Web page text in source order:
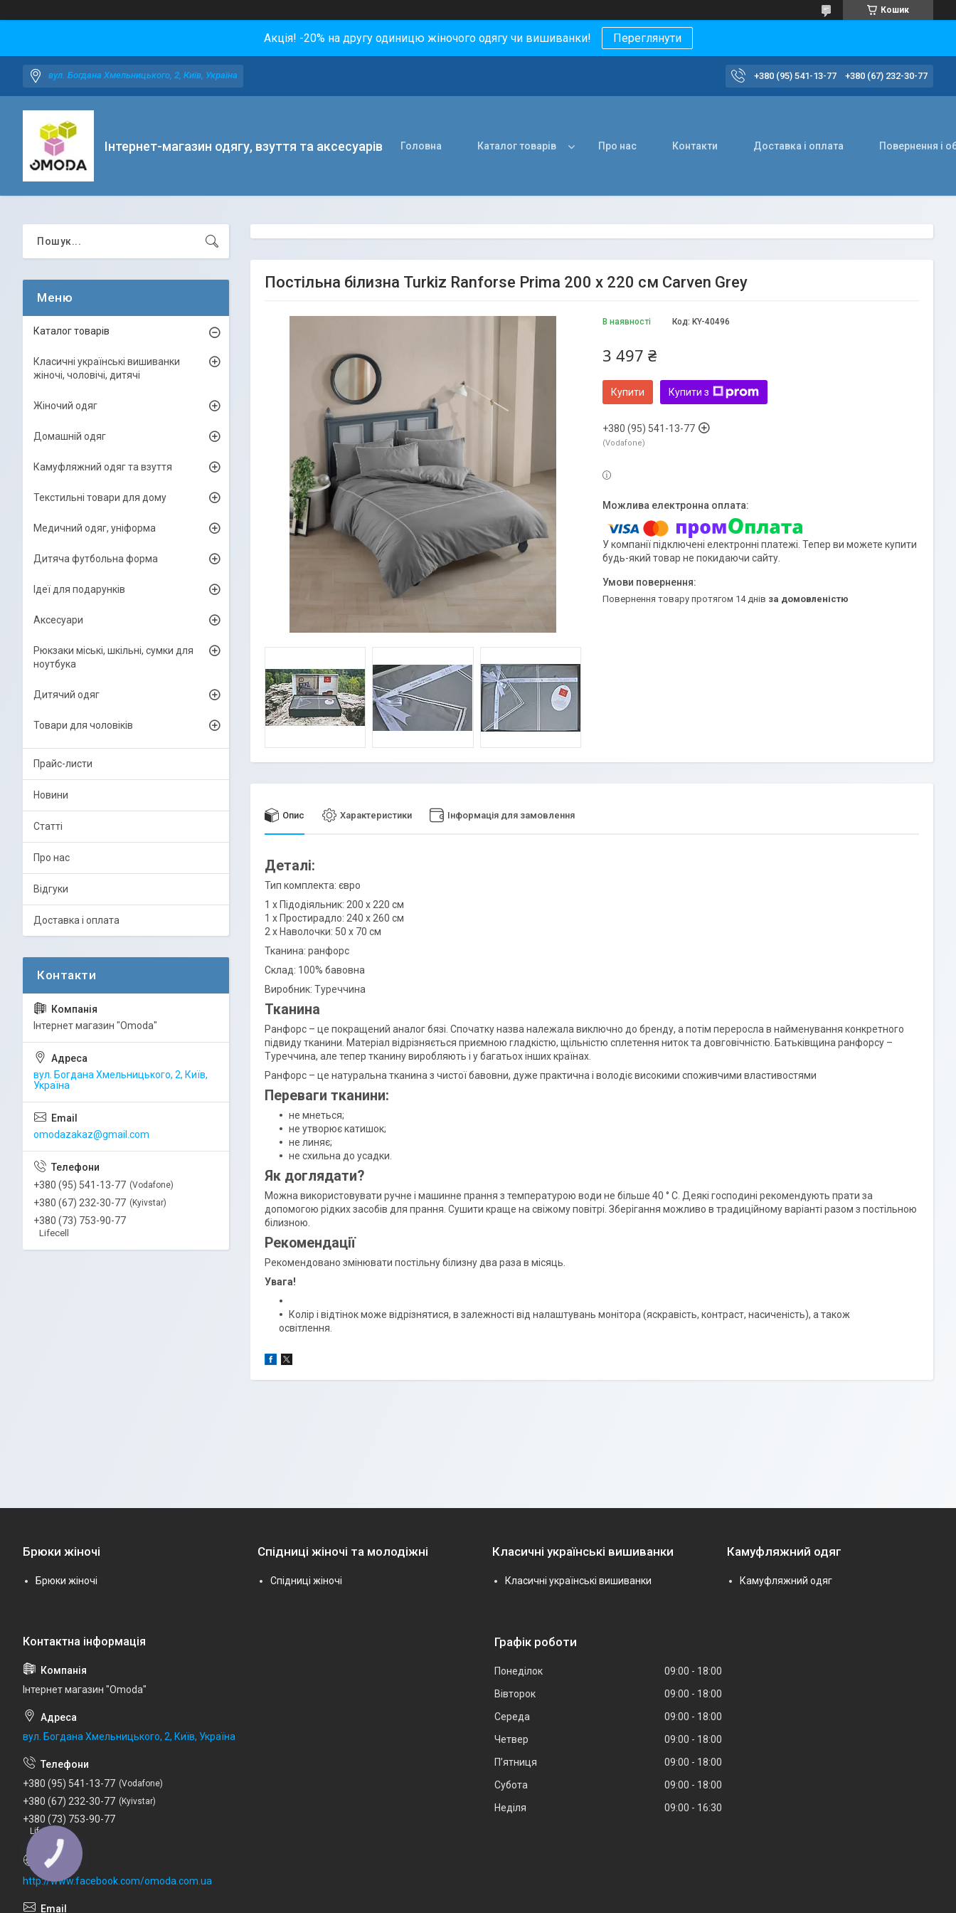
Кошик
Акція! -20% на другу одиницю жіночого одягу чи вишиванки! Переглянути
вул. Богдана Хмельницького, 2, Київ, Україна +380 (95) 541-13-77 +380 (67) 232-30-77
Інтернет-магазин одягу, взуття та аксесуарів Головна Каталог товарів Про нас Контакти Доставка і оплата Повернення і
Постільна білизна Turkiz Ranforse Prima 200 х 220 см Carven Grey
В наявності Код: KY-40496
3 497 ₴
Купити Купити з
+380 (95) 541-13-77
Vodafone
У компанії підключені електронні платежі. Тепер ви можете купити
будь-який товар не покидаючи сайту.
повернення товару протягом 14 днів за домовленістю
Опис Характеристики Інформація для замовлення
Деталі:
Тип комплекта: євро
1 х Підодіяльник: 200 х 220 см
1 х Простирадло: 240 х 260 см
2 х Наволочки: 50 х 70 см
Тканина: ранфорс
Склад: 100% бавовна
Виробник: Туреччина
Тканина
Ранфорс – це покращений аналог бязі. Спочатку назва належала виключно до бренду, а потім переросла в найменування конкретного
підвиду тканини. Матеріал відрізняється приємною гладкістю, щільністю сплетення ниток та довговічністю. Батьківщина ранфорсу –
Туреччина, але тепер тканину виробляють і у багатьох інших країнах.
Ранфорс – це натуральна тканина з чистої бавовни, дуже практична і володіє високими споживчими властивостями
Переваги тканини:
не мнеться;
не утворює катишок;
не линяє;
не схильна до усадки.
Як доглядати?
Можна використовувати ручне і машинне прання з температурою води не більше 40 ° C. Деякі господині рекомендують прати за
допомогою рідких засобів для прання. Сушити краще на свіжому повітрі. Зберігання можливо в традиційному варіанті разом з постільною
білизною.
Рекомендації
Рекомендовано змінювати постільну білизну два раза в місяць.
Увага!
Колір і відтінок може відрізнятися, в залежності від налаштувань монітора (яскравість, контраст, насиченість), а також
освітлення.
Каталог товарів
Класичні українські вишиванки
жіночі, чоловічі, дитячі
Жіночий одяг
Домашній одяг
Камуфляжний одяг та взуття
Текстильні товари для дому
Медичний одяг, уніформа
Дитяча футбольна форма
Ідеї для подарунків
Аксесуари
Рюкзаки міські, шкільні, сумки для
ноутбука
Дитячий одяг
Товари для чоловіків
Прайс-листи
Новини
Статті
Про нас
Відгуки
Доставка і оплата
Інтернет магазин "Omoda"
вул. Богдана Хмельницького, 2, Київ,
Україна
omodazakaz@gmail.com
+380 (95) 541-13-77 Vodafone
+380 (67) 232-30-77 Kyivstar
+380 (73) 753-90-77
Lifecell
Брюки жіночі
Брюки жіночі
Спідниці жіночі та молодіжні
Спідниці жіночі
Класичні українські вишиванки
Класичні українські вишиванки
Камуфляжний одяг
Камуфляжний одяг
Інтернет магазин "Omoda"
вул. Богдана Хмельницького, 2, Київ, Україна
+380 (95) 541-13-77 Vodafone
+380 (67) 232-30-77 Kyivstar
+380 (73) 753-90-77
Lifecell
http://www.facebook.com/omoda.com.ua
Графік роботи
Понеділок 09:00
18:00
Вівторок
09:00
18:00
Середа
09:00
18:00
Четвер
09:00
18:00
Пʼятниця
09:00
18:00
Субота
09:00
18:00
Неділя
09:00 16:30